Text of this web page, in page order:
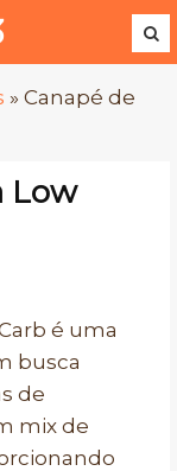
» Canapé de
Low
é uma
busca
de
mix de